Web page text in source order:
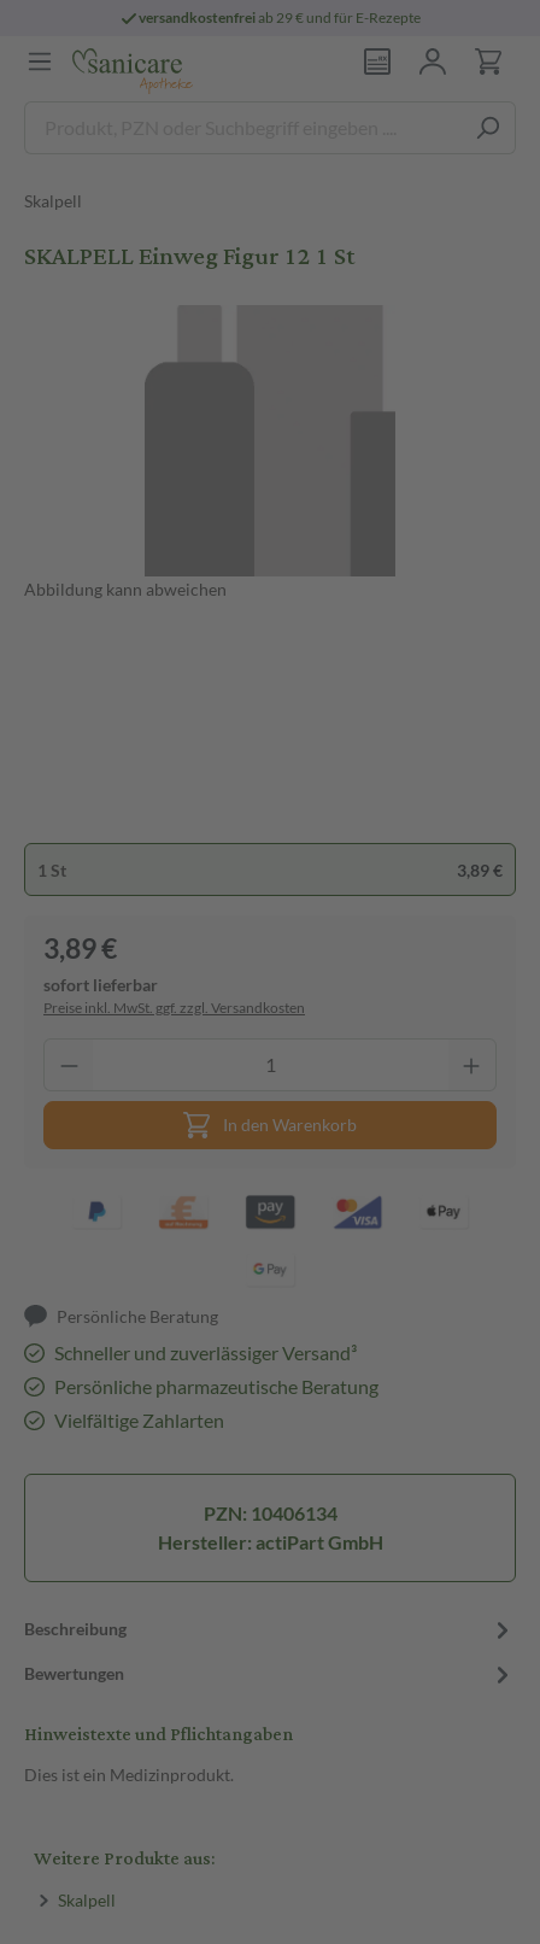
versandkostenfreiab 29 € und für E-Rezepte
Skalpell
SKALPELL Einweg Figur 12 1 St
Abbildung kann abweichen
1 St 3,89 €
3,89 €
sofort lieferbar
Preise inkl. MwSt. ggf. zzgl. Versandkosten
In den Warenkorb
Persönliche Beratung
Schneller und zuverlässiger Versand³
Persönliche pharmazeutische Beratung
Vielfältige Zahlarten
PZN: 10406134
Hersteller: actiPart GmbH
Beschreibung
Bewertungen
Hinweistexte und Pflichtangaben
Dies ist ein Medizinprodukt.
Weitere Produkte aus:
Skalpell